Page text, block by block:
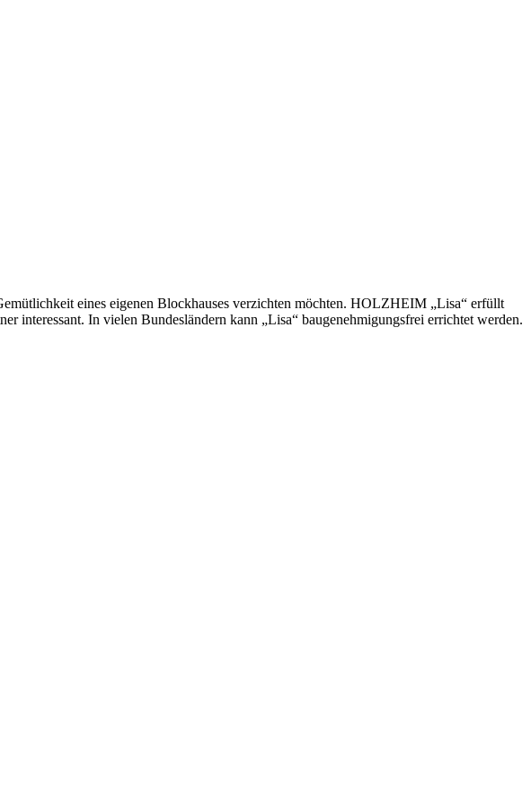
eines eigenen Blockhauses verzichten möchten. HOLZHEIM „Lisa“ erfüllt
interessant. In vielen Bundesländern kann „Lisa“ baugenehmigungsfrei errichtet werden.